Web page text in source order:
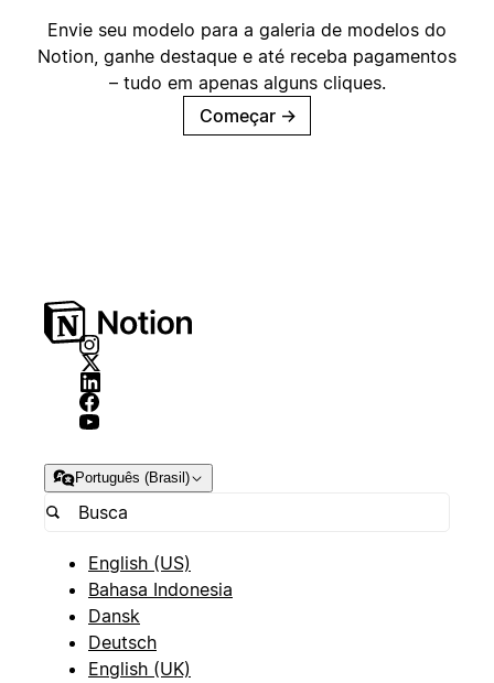
Envie seu modelo para a galeria de modelos do
Notion, ganhe destaque e até receba pagamentos
– tudo em apenas alguns cliques.
Começar →
Português (Brasil)
English (US)
Bahasa Indonesia
Dansk
Deutsch
English (UK)